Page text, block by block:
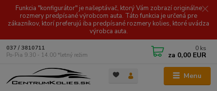
Funkcia "konfigurátor" je našeptávač, ktorý Vám zobrazí originálne
rozmery predpísané výrobcom auta. Táto funkcia je určená pre
zákazníkov, ktorí preferujú iba predpísané rozmery kolies, ktoré uvádza
výrobca auta.
Menu
037 / 3810711
Po-Pia 9.30 - 14.00 *letný režim
0 ks
za 0,00 EUR